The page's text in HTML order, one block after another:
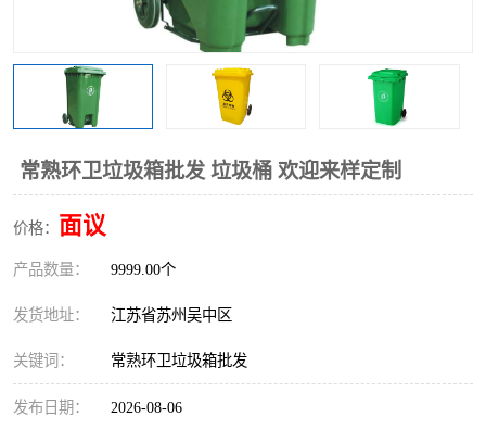
常熟环卫垃圾箱批发 垃圾桶 欢迎来样定制
价格： 面议
产品数量： 9999.00个
发货地址： 江苏省苏州吴中区
关键词： 常熟环卫垃圾箱批发
发布日期： 2026-08-06